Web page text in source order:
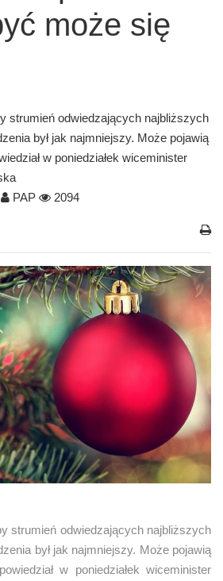
może się
strumień odwiedzających najbliższych
był jak najmniejszy. Może pojawią
w poniedziałek wiceminister
PAP 2094
strumień odwiedzających najbliższych
był jak najmniejszy. Może pojawią
w poniedziałek wiceminister